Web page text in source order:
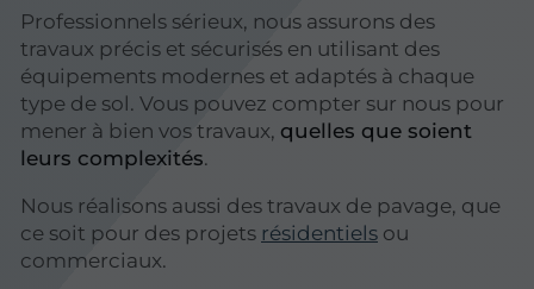
Professionnels sérieux, nous assurons des
travaux précis et sécurisés en utilisant des
équipements modernes et adaptés à chaque
type de sol. Vous pouvez compter sur nous pour
mener à bien vos travaux, quelles que soient
leurs complexités.
Nous réalisons aussi des travaux de pavage, que
ce soit pour des projets résidentiels ou
commerciaux.